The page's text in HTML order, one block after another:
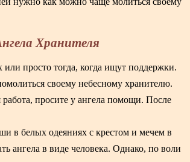
Хранителя
просто тогда, когда ищут поддержки.
своему небесному хранителю.
просите у ангела помощи. После
в белых одеяниях с крестом и мечем в
ангела в виде человека. Однако, по воли